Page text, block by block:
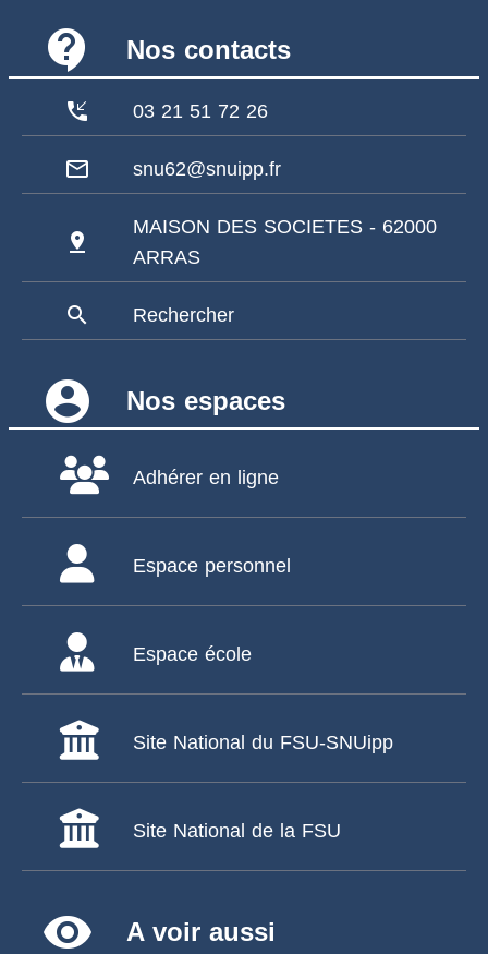
contact_support Nos contacts
phone_callback 03 21 51 72 26
mail_outline snu62@snuipp.fr
pin_drop
MAISON DES SOCIETES - 62000
ARRAS
search Rechercher
account_circle Nos espaces
Adhérer en ligne
Espace personnel
Espace école
Site National du FSU-SNUipp
Site National de la FSU
remove_red_eye A voir aussi